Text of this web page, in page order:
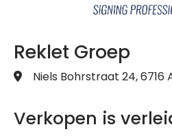
Reklet Groep
Niels Bohrstraat 24, 6716
Verkopen is